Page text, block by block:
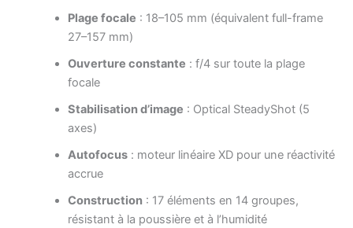
Plage focale : 18–105 mm (équivalent full-frame
27–157 mm)
Ouverture constante : f/4 sur toute la plage
focale
Stabilisation d’image : Optical SteadyShot (5
axes)
Autofocus : moteur linéaire XD pour une réactivité
accrue
Construction : 17 éléments en 14 groupes,
résistant à la poussière et à l’humidité